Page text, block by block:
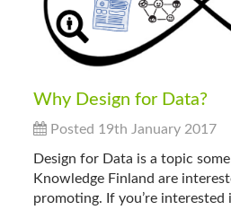
Why Design for Data?
Posted 19th January 2017
Design for Data is a topic
Knowledge Finland are
promoting. If you’re